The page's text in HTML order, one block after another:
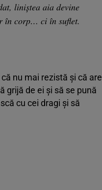
liniștea aia devine
în corp… ci în suflet.
nu mai rezistă și că are
grijă de ei și să se pună
cu cei dragi și să